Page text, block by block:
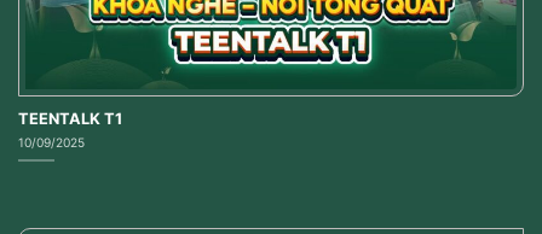
TEENTALK T1
10/09/2025